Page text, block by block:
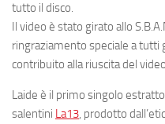
tutto il disco.
Il video è stato girato allo
ringraziamento speciale a tutti
contribuito alla riuscita del
Laide è il primo singolo estratto
salentini La13, prodotto